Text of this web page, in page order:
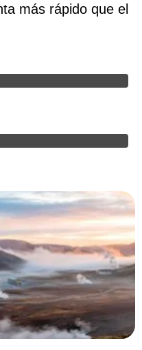
más rápido que el